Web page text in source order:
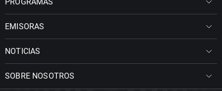
EMISORAS
NOTICIAS
SOBRE NOSOTROS